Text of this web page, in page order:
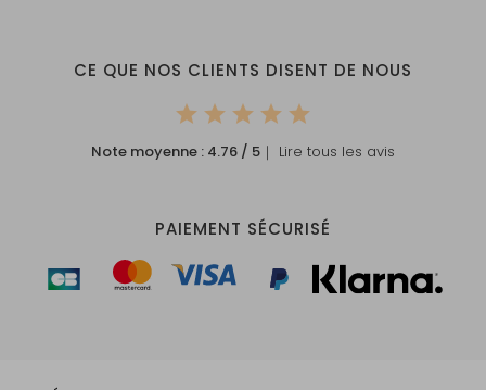
CE QUE NOS CLIENTS DISENT DE NOUS
Note moyenne : 4.76 / 5 ｜ Lire tous les avis
PAIEMENT SÉCURISÉ